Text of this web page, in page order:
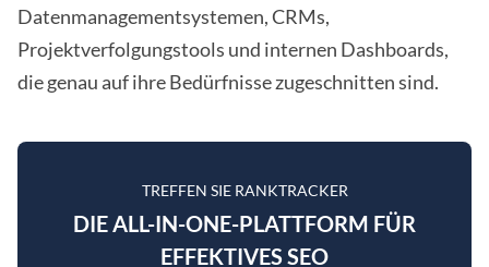
Datenmanagementsystemen, CRMs,
Projektverfolgungstools und internen Dashboards,
die genau auf ihre Bedürfnisse zugeschnitten sind.
TREFFEN SIE RANKTRACKER
DIE ALL-IN-ONE-PLATTFORM FÜR
EFFEKTIVES SEO